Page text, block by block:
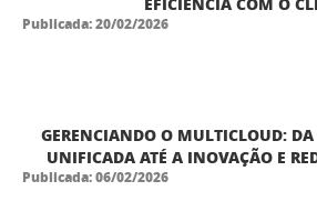
Publicada: 20/02/2026
GERENCIANDO O MULTICLOUD: DA
UNIFICADA ATÉ A INOVAÇÃO E
Publicada: 06/02/2026